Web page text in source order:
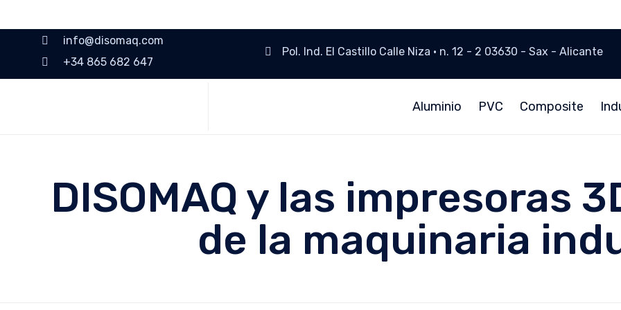
info@disomaq.com
+34 865 682 647
Pol. Ind. El Castillo Calle Niza · n. 12 - 2 03630 - Sax - Alicante
Aluminio PVC Composite
DISOMAQ y las impresoras
de la maquinaria